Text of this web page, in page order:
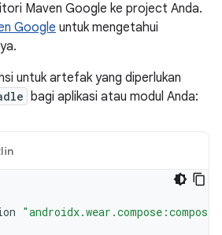
Maven Google ke project Anda.
Google untuk mengetahui
untuk artefak yang diperlukan
bagi aplikasi atau modul Anda: